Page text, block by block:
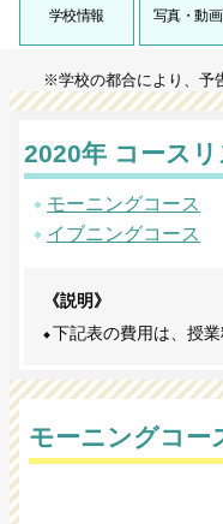
学校情報 写真・動
※学校の都合により、予
2020年 コースリ
モーニングコース
イブニングコース
《説明》
下記表の費用は、授業
モーニングコー